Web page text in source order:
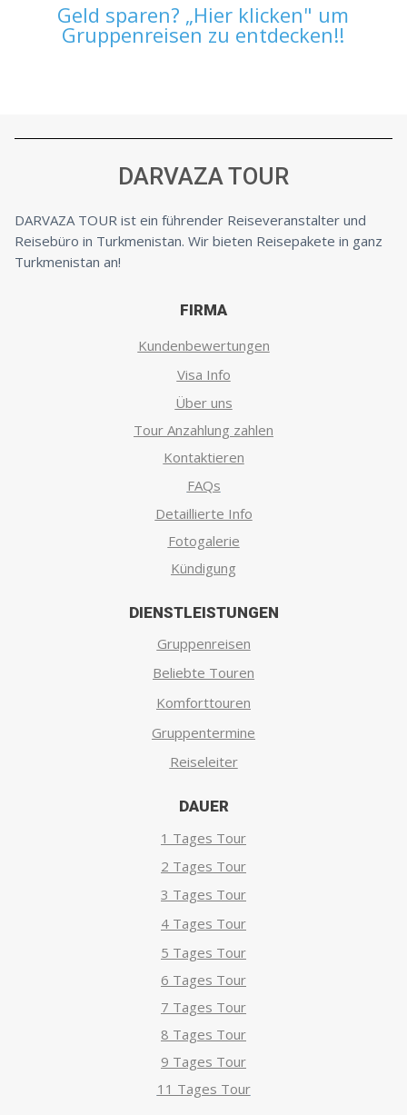
Geld sparen? „Hier klicken" um
Gruppenreisen zu entdecken!!
DARVAZA TOUR
DARVAZA TOUR ist ein führender Reiseveranstalter und
Reisebüro in Turkmenistan. Wir bieten Reisepakete in ganz
Turkmenistan an!
FIRMA
Kundenbewertungen
Visa Info
Über uns
Tour Anzahlung zahlen
Kontaktieren
FAQs
Detaillierte Info
Fotogalerie
Kündigung
DIENSTLEISTUNGEN
Gruppenreisen
Beliebte Touren
Komforttouren
Gruppentermine
Reiseleiter
DAUER
1 Tages Tour
2 Tages Tour
3 Tages Tour
4 Tages Tour
5 Tages Tour
6 Tages Tour
7 Tages Tour
8 Tages Tour
9 Tages Tour
11 Tages Tour